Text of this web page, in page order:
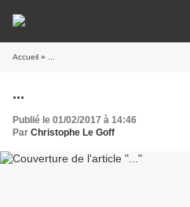
Accueil » ...
...
Publié le 01/02/2017 à 14:46
Par Christophe Le Goff